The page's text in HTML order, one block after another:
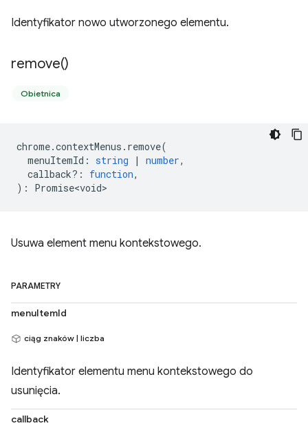
Identyfikator nowo utworzonego elementu.
remove()
Obietnica
chrome.contextMenus . remove(
menuItemId : string | number,
callback? : function,
) : Promise<void>
Usuwa element menu kontekstowego.
PARAMETRY
menuItemId
ciąg znaków | liczba
Identyfikator elementu menu kontekstowego do
usunięcia.
callback